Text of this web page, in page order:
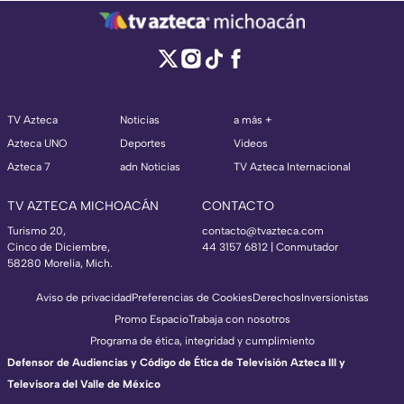
TV Azteca
Azteca UNO
Azteca 7
Noticias
Deportes
adn Noticias
a más +
Videos
TV Azteca Internacional
TV AZTECA MICHOACÁN
Turismo 20,
Cinco de Diciembre,
58280 Morelia, Mich.
CONTACTO
contacto@tvazteca.com
44 3157 6812 | Conmutador
Aviso de privacidadPreferencias de CookiesDerechosInversionistas
Promo EspacioTrabaja con nosotros
Programa de ética, integridad y cumplimiento
Defensor de Audiencias y Código de Ética de Televisión Azteca III y
Televisora del Valle de México